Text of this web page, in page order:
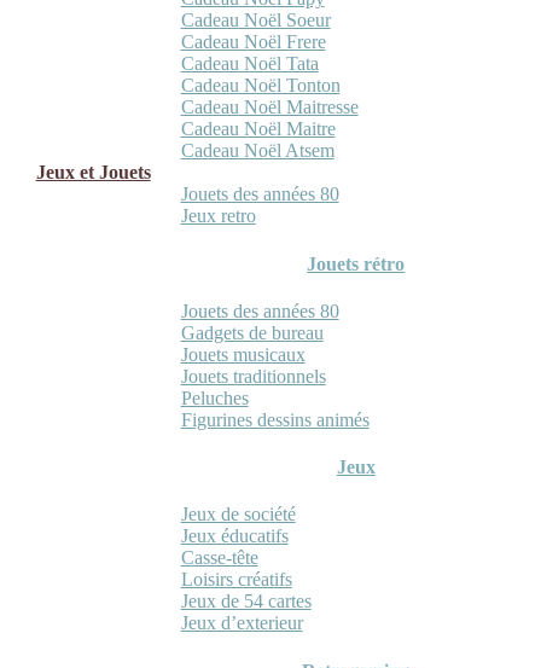
Cadeau Noël Soeur
Cadeau Noël Frere
Cadeau Noël Tata
Cadeau Noël Tonton
Cadeau Noël Maitresse
Cadeau Noël Maitre
Cadeau Noël Atsem
Jeux et Jouets
Jouets des années 80
Jeux retro
Jouets rétro
Jouets des années 80
Gadgets de bureau
Jouets musicaux
Jouets traditionnels
Peluches
Figurines dessins animés
Jeux
Jeux de société
Jeux éducatifs
Casse-tête
Loisirs créatifs
Jeux de 54 cartes
Jeux d’exterieur